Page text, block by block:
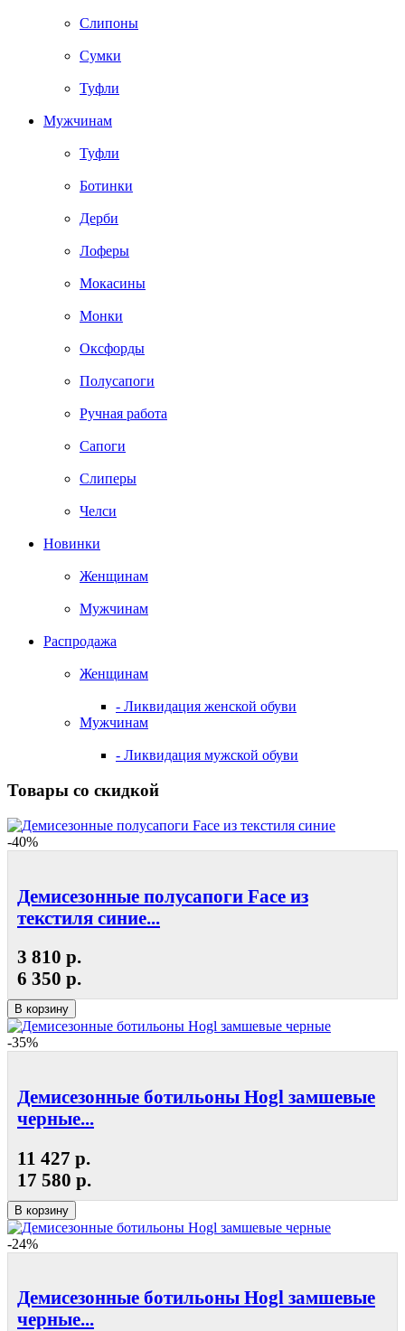
Слипоны
Сумки
Туфли
Мужчинам
Туфли
Ботинки
Дерби
Лоферы
Мокасины
Монки
Оксфорды
Полусапоги
Ручная работа
Сапоги
Слиперы
Челси
Новинки
Женщинам
Мужчинам
Распродажа
Женщинам
- Ликвидация женской обуви
Мужчинам
- Ликвидация мужской обуви
Товары со скидкой
-40%
Демисезонные полусапоги Face из
текстиля синие...
3 810 р.
6 350 р.
В корзину
-35%
Демисезонные ботильоны Hogl замшевые
черные...
11 427 р.
17 580 р.
В корзину
-24%
Демисезонные ботильоны Hogl замшевые
черные...